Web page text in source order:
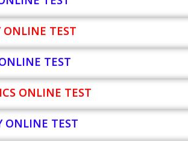
ONLINE TEST
TEST
ONLINE TEST
ONLINE TEST